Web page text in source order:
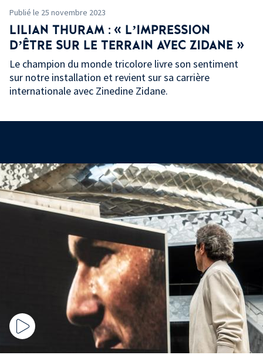
Publié le 25 novembre 2023
LILIAN THURAM : « L’IMPRESSION
D’ÊTRE SUR LE TERRAIN AVEC ZIDANE »
Le champion du monde tricolore livre son sentiment
sur notre installation et revient sur sa carrière
internationale avec Zinedine Zidane.